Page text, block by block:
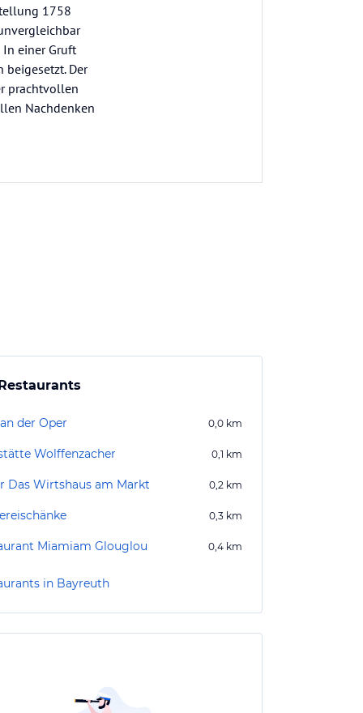
1758
einer Gruft
Der
prachtvollen
Nachdenken
der Oper 0,0 km
Wolffenzacher 0,1 km
Das Wirtshaus am Markt 0,2 km
0,3 km
Miamiam Glouglou 0,4 km
in Bayreuth